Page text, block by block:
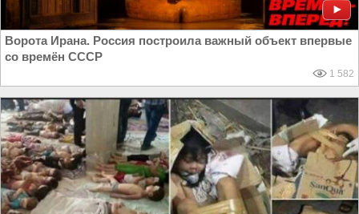
Ворота Ирана. Россия построила важный объект впервые
со времён СССР
1 582